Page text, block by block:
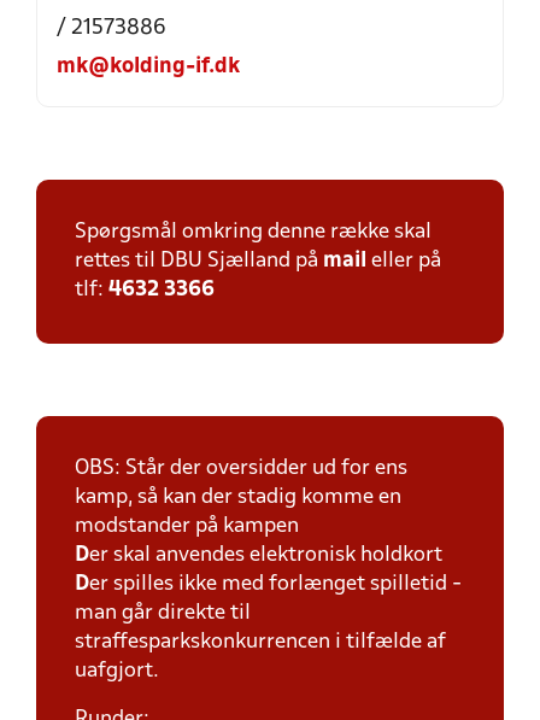
/ 21573886
mk@kolding-if.dk
Spørgsmål omkring denne række skal
rettes til DBU Sjælland på mail eller på
tlf: 4632 3366
OBS: Står der oversidder ud for ens
kamp, så kan der stadig komme en
modstander på kampen
Der skal anvendes elektronisk holdkort
Der spilles ikke med forlænget spilletid -
man går direkte til
straffesparkskonkurrencen i tilfælde af
uafgjort.